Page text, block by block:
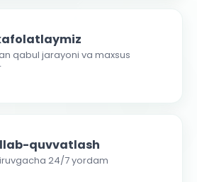
qabul jarayoni va maxsus
quvvatlash
24/7 yordam